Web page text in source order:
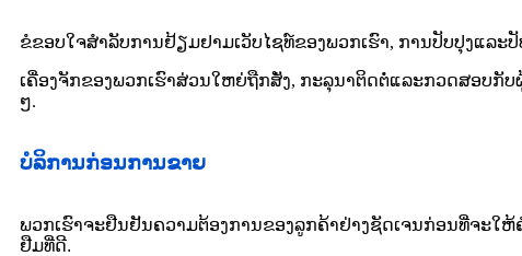
ຂໍຂອບໃຈສໍາລັບການຢ້ຽມຢາມເວັບໄຊທ໌ຂອງພວກເຮົາ, ການປັບປຸງແລ
ເຄື່ອງຈັກຂອງພວກເຮົາສ່ວນໃຫຍ່ຖືກສັ່ງ, ກະລຸນາຕິດຕໍ່ແລະກວດສອບກັ
ໆ.
ບໍລິການກ່ອນການຂາຍ
ພວກເຮົາຈະຢືນຢັນຄວາມຕ້ອງການຂອງລູກຄ້າຢ່າງຊັດເຈນກ່ອນທີ່ຈະໃ
ຢືມທີ່ດີ.